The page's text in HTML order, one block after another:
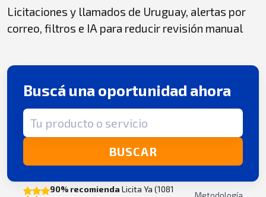
Licitaciones y llamados de Uruguay, alertas por
correo, filtros e IA para reducir revisión manual
Buscá una oportunidad ahora
Término de búsqueda
BUSCAR
90% recomienda Licita Ya (1081